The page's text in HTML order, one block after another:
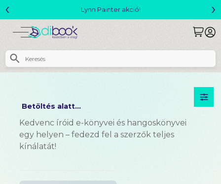
Lynn Painter akció!
‹ ›
Betöltés alatt...
Kedvenc íróid e-könyvei és hangoskönyvei
egy helyen – fedezd fel a szerzők teljes
kínálatát!